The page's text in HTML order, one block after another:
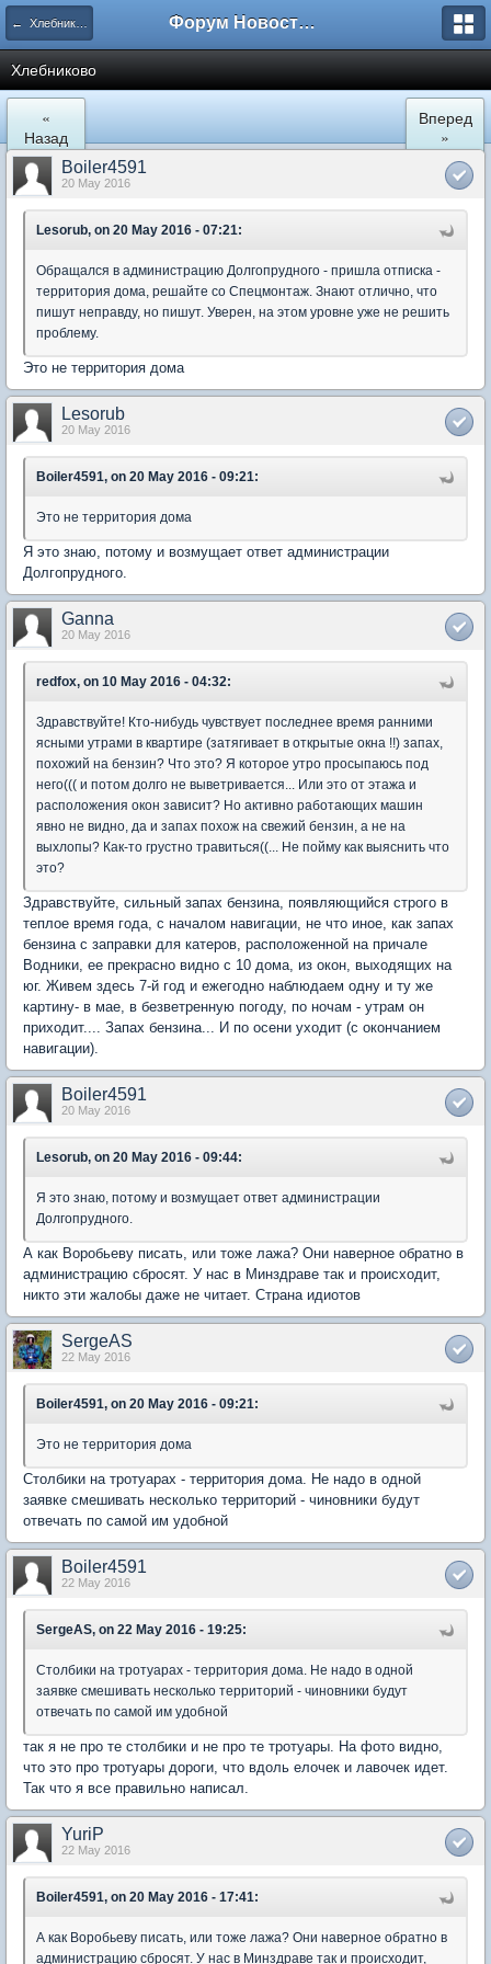
← Хлебниково Форум Новостройки
Хлебниково
«
Назад
Вперед
»
Boiler4591
20 May 2016
Lesorub, on 20 May 2016 - 07:21:
Обращался в администрацию Долгопрудного - пришла отписка -
территория дома, решайте со Спецмонтаж. Знают отлично, что
пишут неправду, но пишут. Уверен, на этом уровне уже не решить
проблему.
Это не территория дома
Lesorub
20 May 2016
Boiler4591, on 20 May 2016 - 09:21:
Это не территория дома
Я это знаю, потому и возмущает ответ администрации
Долгопрудного.
Ganna
20 May 2016
redfox, on 10 May 2016 - 04:32:
Здравствуйте! Кто-нибудь чувствует последнее время ранними
ясными утрами в квартире (затягивает в открытые окна !!) запах,
похожий на бензин? Что это? Я которое утро просыпаюсь под
него((( и потом долго не выветривается... Или это от этажа и
расположения окон зависит? Но активно работающих машин
явно не видно, да и запах похож на свежий бензин, а не на
выхлопы? Как-то грустно травиться((... Не пойму как выяснить что
это?
Здравствуйте, сильный запах бензина, появляющийся строго в
теплое время года, с началом навигации, не что иное, как запах
бензина с заправки для катеров, расположенной на причале
Водники, ее прекрасно видно с 10 дома, из окон, выходящих на
юг. Живем здесь 7-й год и ежегодно наблюдаем одну и ту же
картину- в мае, в безветренную погоду, по ночам - утрам он
приходит.... Запах бензина... И по осени уходит (с окончанием
навигации).
Boiler4591
20 May 2016
Lesorub, on 20 May 2016 - 09:44:
Я это знаю, потому и возмущает ответ администрации
Долгопрудного.
А как Воробьеву писать, или тоже лажа? Они наверное обратно в
администрацию сбросят. У нас в Минздраве так и происходит,
никто эти жалобы даже не читает. Страна идиотов
SergeAS
22 May 2016
Boiler4591, on 20 May 2016 - 09:21:
Это не территория дома
Столбики на тротуарах - территория дома. Не надо в одной
заявке смешивать несколько территорий - чиновники будут
отвечать по самой им удобной
Boiler4591
22 May 2016
SergeAS, on 22 May 2016 - 19:25:
Столбики на тротуарах - территория дома. Не надо в одной
заявке смешивать несколько территорий - чиновники будут
отвечать по самой им удобной
так я не про те столбики и не про те тротуары. На фото видно,
что это про тротуары дороги, что вдоль елочек и лавочек идет.
Так что я все правильно написал.
YuriP
22 May 2016
Boiler4591, on 20 May 2016 - 17:41:
А как Воробьеву писать, или тоже лажа? Они наверное обратно в
администрацию сбросят. У нас в Минздраве так и происходит,